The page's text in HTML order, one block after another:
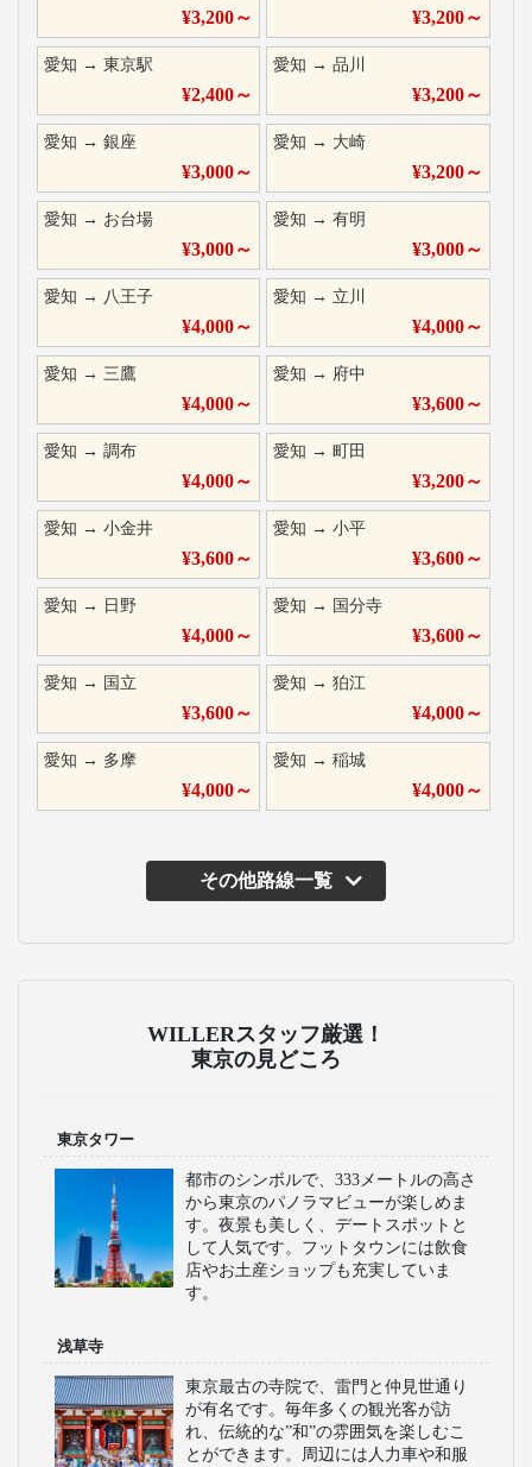
¥3,200～ ¥3,200～
愛知 → 東京駅
¥2,400～
愛知 →品川
¥3,200～
愛知 → 銀座
¥3,000～
愛知 → 大崎
¥3,200～
愛知 → お台場
¥3,000～
愛知 →有明
¥3,000～
愛知 → 八王子
¥4,000～
愛知 → 立川
¥4,000～
愛知 → 三鷹
¥4,000～
愛知 → 府中
¥3,600～
愛知 → 調布
¥4,000～
愛知 → 町田
¥3,200～
愛知 → 小金井
¥3,600～
愛知 →小平
¥3,600～
愛知 → 日野
¥4,000～
愛知 → 国分寺
¥3,600～
愛知 → 国立
¥3,600～
愛知 →狛江
¥4,000～
愛知 → 多摩
¥4,000～
愛知 →稲城
¥4,000～
その他路線一覧
WILLERスタッフ厳選！
東京の見どころ
東京タワー
都市のシンボルで、333メートルの高さ
から東京のパノラマビューが楽しめま
す。夜景も美しく、デートスポットと
して人気です。フットタウンには飲食
店やお土産ショップも充実していま
す。
浅草寺
東京最古の寺院で、雷門と仲見世通り
が有名です。毎年多くの観光客が訪
れ、伝統的な”和”の雰囲気を楽しむこ
とができます。周辺には人力車や和服